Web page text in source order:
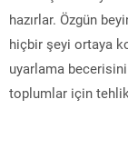
hazırlar. Özgün
hiçbir şeyi ortaya
uyarlama
toplumlar için